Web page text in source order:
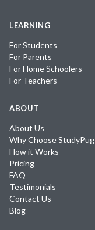
LEARNING
For Students
For Parents
For Home Schoolers
For Teachers
ABOUT
About Us
Why Choose StudyPug
How it Works
Pricing
FAQ
Testimonials
Contact Us
Blog